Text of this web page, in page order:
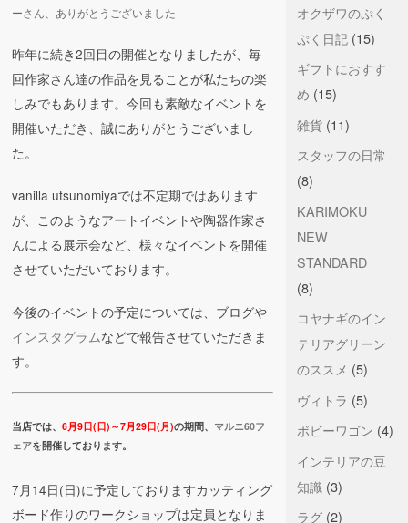
ーさん、ありがとうございました
昨年に続き2回目の開催となりましたが、毎
回作家さん達の作品を見ることが私たちの楽
しみでもあります。今回も素敵なイベントを
開催いただき、誠にありがとうございまし
た。
vanilla utsunomiyaでは不定期ではあります
が、このようなアートイベントや陶器作家さ
んによる展示会など、様々なイベントを開催
させていただいております。
今後のイベントの予定については、ブログや
インスタグラムなどで報告させていただきま
す。
当店では、6月9日(日)～7月29日(月)の期間、 マルニ60フ
ェアを開催しております。
7月14日(日)に予定しておりますカッティング
ボード作りのワークショップは定員となりま
オクザワのぷく
ぷく日記(15)
ギフトにおすす
め (15)
雑貨(11)
スタッフの日常
(8)
KARIMOKU
NEW
STANDARD
(8)
コヤナギのイン
テリアグリーン
のススメ (5)
ヴィトラ (5)
ボビーワゴン (4)
インテリアの豆
知識 (3)
ラグ(2)